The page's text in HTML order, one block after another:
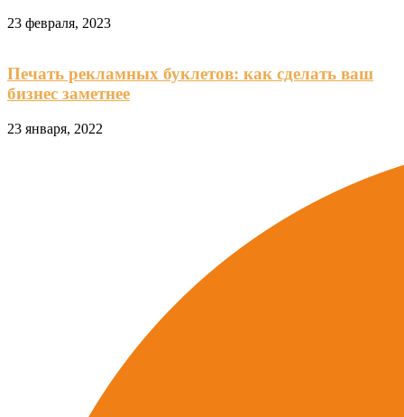
23 февраля, 2023
Печать рекламных буклетов: как сделать ваш
бизнес заметнее
23 января, 2022